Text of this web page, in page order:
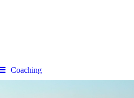
Coaching